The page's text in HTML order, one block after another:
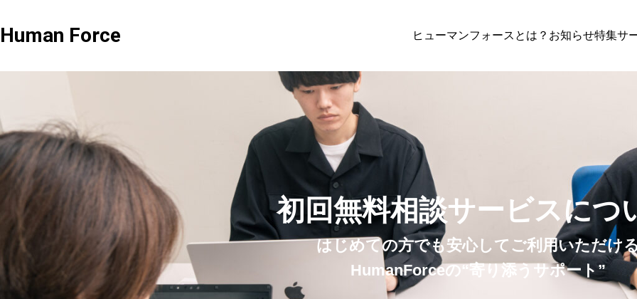
Human Force ヒューマンフォースとは？ お知らせ特集サ
「法律を守るだけ」では足りない時代へ。社
労士が語る、企業がいま見直すべき“実務と現
場”の労務管理
行政書士業務 , 解決事例
【採用と定着で企業を強くする】就業規則・
雇用契約・在留資格の見直しポイント｜専門
【2025年最新】建設業許可申請の始め
政書士が解説する要件・注意点・よくあ
問
パックプラン
まとめるとお得になるプラン
Advisory顧問
相談のみを中心としたサービスプラン
Standard顧問
労務関連の幅広な対応
初回無料相談サービスにつ
はじめての方でも安心してご利用いただけ
HumanForceの“寄り添うサポート”